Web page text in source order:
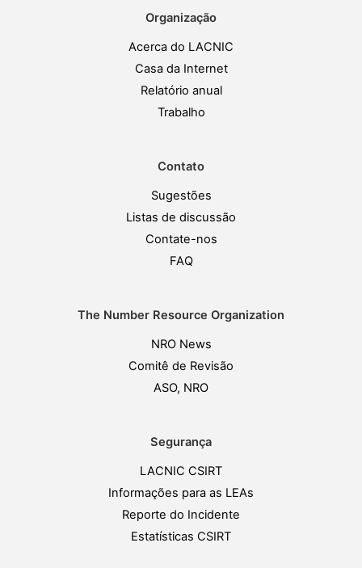
Organização
Acerca do LACNIC
Casa da Internet
Relatório anual
Trabalho
Contato
Sugestões
Listas de discussão
Contate-nos
FAQ
The Number Resource Organization
NRO News
Comitê de Revisão
ASO, NRO
Segurança
LACNIC CSIRT
Informações para as LEAs
Reporte do Incidente
Estatísticas CSIRT